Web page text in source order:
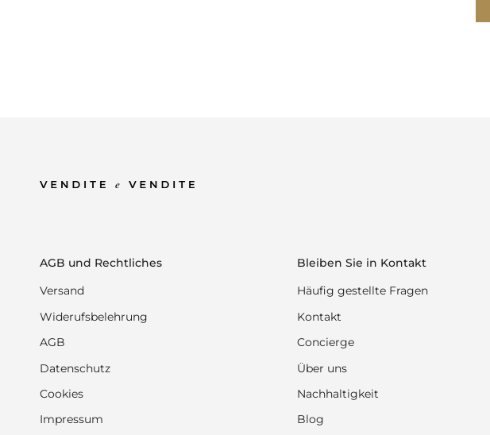
AGB und Rechtliches
Versand
Widerufsbelehrung
AGB
Datenschutz
Cookies
Impressum
Bleiben Sie in Kontakt
Häufig gestellte Fragen
Kontakt
Concierge
Über uns
Nachhaltigkeit
Blog